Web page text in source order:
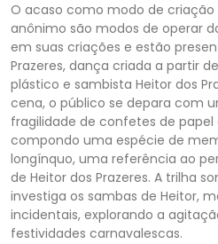
O acaso como modo de
anônimo são modos de operar
em suas criações e estão
Prazeres, dança criada a partir
plástico e sambista Heitor dos
cena, o público se depara com
fragilidade de confetes de
compondo uma espécie de
longínquo, uma referência ao
de Heitor dos Prazeres. A trilha
investiga os sambas de Heitor,
incidentais, explorando a
festividades carnavalescas.